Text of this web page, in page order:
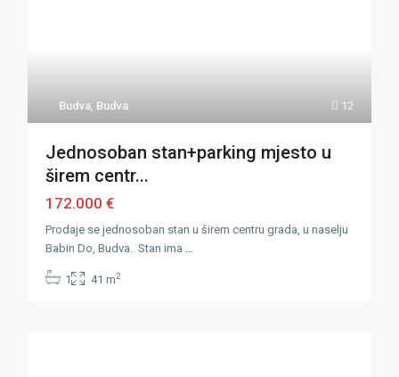
12
Budva, Budva
Jednosoban stan+parking mjesto u
širem centr...
172.000 €
Prodaje se jednosoban stan u širem centru grada, u naselju
Babin Do, Budva. Stan ima ...
1 41 m2